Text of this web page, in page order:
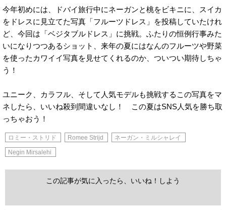
今年初めには、ドバイ旅行中にネーガンと桃をビキニに、スイカ
をドレスに見立てた写真「フルーツドレス」を投稿していたけれ
ど、今回は「ベジタブルドレス」に挑戦。ふたりの恒例行事みた
いになりつつあるショット、来年の夏にはなんのフルーツや野菜
を使ったカワイイ写真を見せてくれるのか、ついつい期待しちゃ
う！
ユニーク、カラフル、そして人気モデルも挑戦するこの写真をマ
ネしたら、いいね殺到間違いなし！ この夏はSNS人気を勝ち取
っちゃおう！
ロミー・ストリド Romee Strijd ネーガン・ミルシャレイ
Negin Mirsalehi
この記事が気に入ったら、いいね！しよう